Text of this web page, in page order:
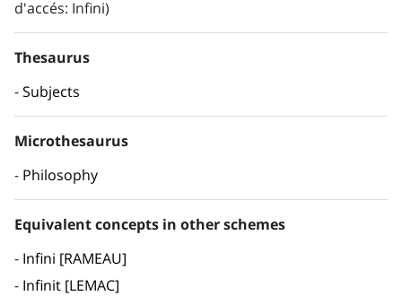
d'accés: Infini)
Thesaurus
Subjects
Microthesaurus
Philosophy
Equivalent concepts in other schemes
Infini [RAMEAU]
Infinit [LEMAC]